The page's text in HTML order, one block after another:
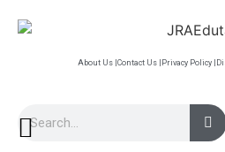
About Us | Contact Us | Privacy Policy |